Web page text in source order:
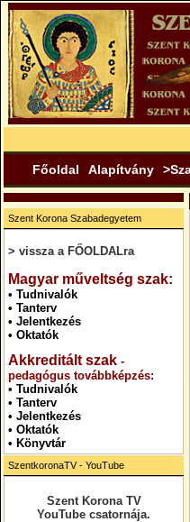
Főoldal Alapítvány
Szent Korona Szabadegyetem
> vissza a FŐOLDALra
Magyar műveltség szak:
• Tudnivalók
• Tanterv
• Jelentkezés
• Oktatók
Akkreditált szak -
pedagógus továbbképzés:
• Tudnivalók
• Tanterv
• Jelentkezés
• Oktatók
• Könyvtár
SzentkoronaTV - YouTube
Szent Korona TV
YouTube csatornája.